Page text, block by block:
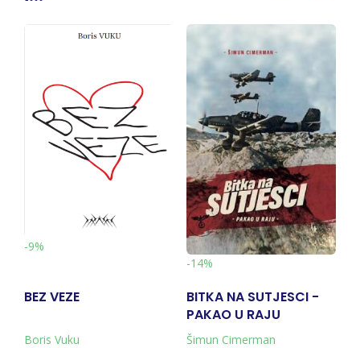
-9%
BEZ VEZE
Boris Vuku
-14%
BITKA NA SUTJESCI -
PAKAO U RAJU
(KNJIGA + KARTA)
Šimun Cimerman